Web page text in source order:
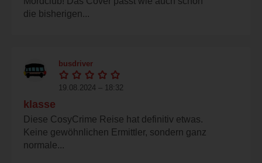
die bisherigen...
busdriver
19.08.2024 – 18:32
klasse
Diese CosyCrime Reise hat definitiv etwas.
Keine gewöhnlichen Ermittler, sondern ganz
normale...